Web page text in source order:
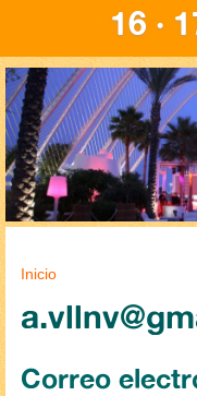
16 ·
Se encuentra
Inicio
Correo